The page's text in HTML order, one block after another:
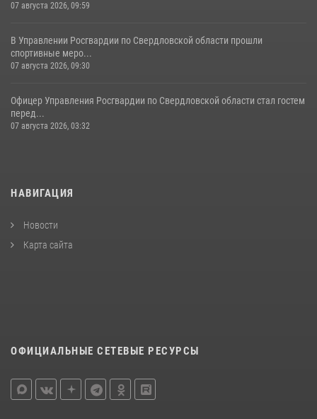
07 августа 2026, 09:59
В Управлении Росгвардии по Свердловской области прошли
спортивные меро...
07 августа 2026, 09:30
Офицер Управления Росгвардии по Свердловской области стал гостем
перед...
07 августа 2026, 03:32
НАВИГАЦИЯ
Новости
Карта сайта
ОФИЦИАЛЬНЫЕ СЕТЕВЫЕ РЕСУРСЫ